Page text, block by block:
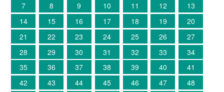
7
8 9 10 11 12
13
14
15 16 17 18 19
20
21
22 23 24 25 26
27
28
29 30 31 32 33
34
35
36 37 38 39 40
41
42
43 44 45 46 47
48